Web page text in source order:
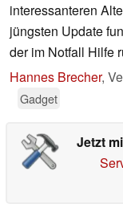
interessanteren
jüngsten Update
der im Notfall Hilfe
Hannes Brecher,
Gadget
Jetzt